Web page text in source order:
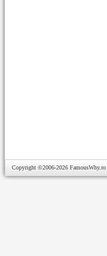
Copyright ©2006-2026 FamousWhy.ro